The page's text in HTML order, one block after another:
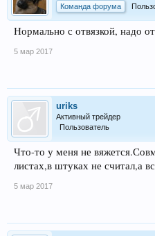
Команда форума
Нормально с отвязкой, надо
5 мар 2017
uriks
Активный трейдер
Пользователь
Что-то у меня не
листах,в штуках не считал,а
5 мар 2017